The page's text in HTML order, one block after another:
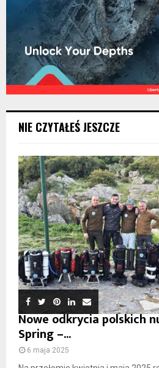
NIE CZYTAŁEŚ JESZCZE
Nowe odkrycia polskich
Spring –...
6 maja 2025